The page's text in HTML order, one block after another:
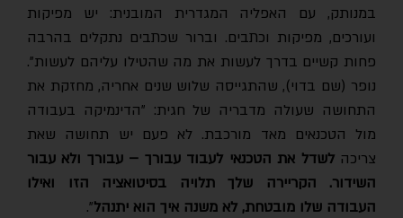
במנותק, עם האפליה המגדרית המובנית: יש מפיקות
ועורכים, מפיקות וכתבים. וברור שכתבים נתקלים בהרבה
פחות קשיים בדרך לעשות את מה שהטילו עליהם לעשות".
נופר (שם בדוי), שהתגייסה שלוש שנים אחריה, מחזקת את
התחושה שעולה מדבריה של חגית: "הדינמיקה בעבודה
מול הטכנאים מאד מורכבת. לא פעם יש תחושה שאת
צריכהלשדל את הטכנאי לעבוד עבורך – עבורך ולא עבור
השידור. הקריירה שלך תלויה בסיטואציה הזו ואילו
העבודה שלו מובטחת, לא משנה איך הוא יתנהל".